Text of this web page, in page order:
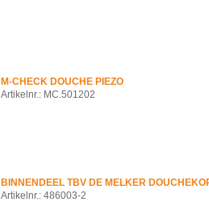
M-CHECK DOUCHE PIEZO
Artikelnr.: MC.501202
BINNENDEEL TBV DE MELKER
Artikelnr.: 486003-2